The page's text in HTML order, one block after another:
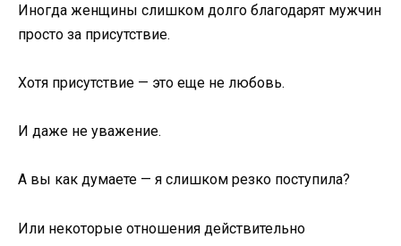
Иногда женщины слишком долго благодарят мужчин
просто за присутствие.
Хотя присутствие — это еще не любовь.
И даже не уважение.
А вы как думаете — я слишком резко поступила?
Или некоторые отношения действительно